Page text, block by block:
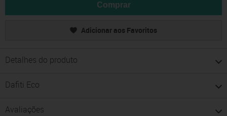
Comprar
Adicionar aos Favoritos
Detalhes do produto
Dafiti Eco
Avaliações